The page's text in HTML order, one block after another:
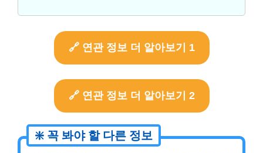
🔗 연관 정보 더 알아보기 1
🔗 연관 정보 더 알아보기 2